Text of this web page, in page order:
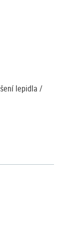
lepidla /